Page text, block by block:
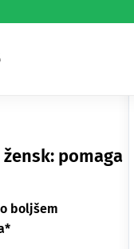
pomaga
boljšem